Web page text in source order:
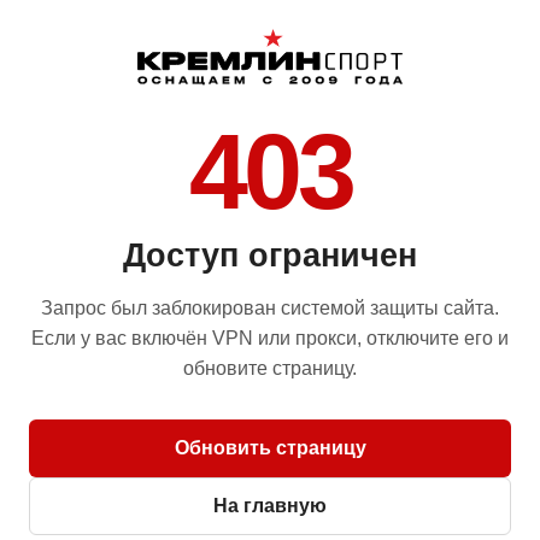
403
Доступ ограничен
Запрос был заблокирован системой защиты сайта.
Если у вас включён VPN или прокси, отключите его и
обновите страницу.
Обновить страницу
На главную